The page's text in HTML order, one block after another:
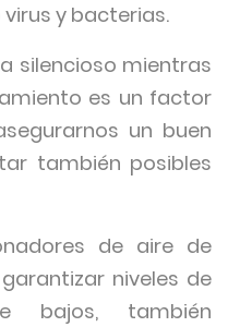
y bacterias.
silencioso mientras
es un factor
un buen
también posibles
de aire de
niveles de
bajos, también